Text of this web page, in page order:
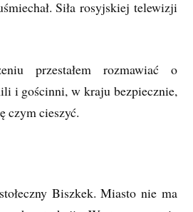
Siła rosyjskiej telewizji
przestałem rozmawiać o
i gościnni, w kraju bezpiecznie,
czym cieszyć.
Biszkek. Miasto nie ma